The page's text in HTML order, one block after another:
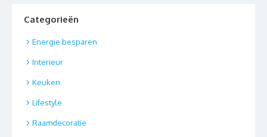
Categorieën
Energie besparen
Interieur
Keuken
Lifestyle
Raamdecoratie